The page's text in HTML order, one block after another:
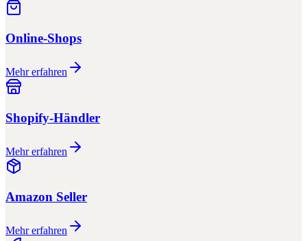
Online-Shops
Mehr erfahren
Shopify-Händler
Mehr erfahren
Amazon Seller
Mehr erfahren